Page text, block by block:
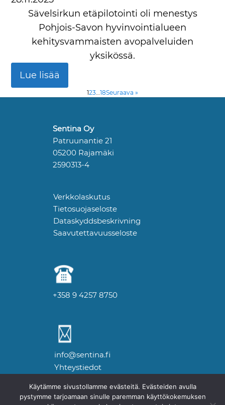
Sävelsirkun etäpilotointi oli menestys
Pohjois-Savon hyvinvointialueen
kehitysvammaisten avopalveluiden
yksikössä.
Lue lisää
123…18Seuraava »
Sentina Oy
Patruunantie 21
05200 Rajamäki
2590313-4
Verkkolaskutus
Tietosuojaseloste
Dataskyddsbeskrivning
Saavutettavuusseloste
+358 9 4257 8750
info@sentina.fi
Yhteystiedot
Käytämme sivustollamme evästeitä. Evästeiden avulla
pystymme tarjoamaan sinulle paremman käyttökokemuksen